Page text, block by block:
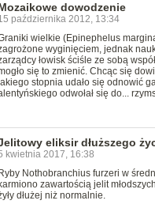
dowodzenie
października 2012, 13:34
wielkie (Epinephelus
wyginięciem, jednak
łowisk ściśle ze sobą
się to zmienić. Chcąc się
stopnia udało się odnowić
odwołał się do...
eliksir dłuższego
kwietnia 2017, 16:38
Ryby Nothobranchius furzeri w
karmiono zawartością jelit
dłużej niż normalnie.